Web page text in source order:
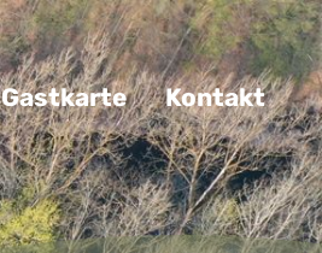
Gastkarte Kontakt